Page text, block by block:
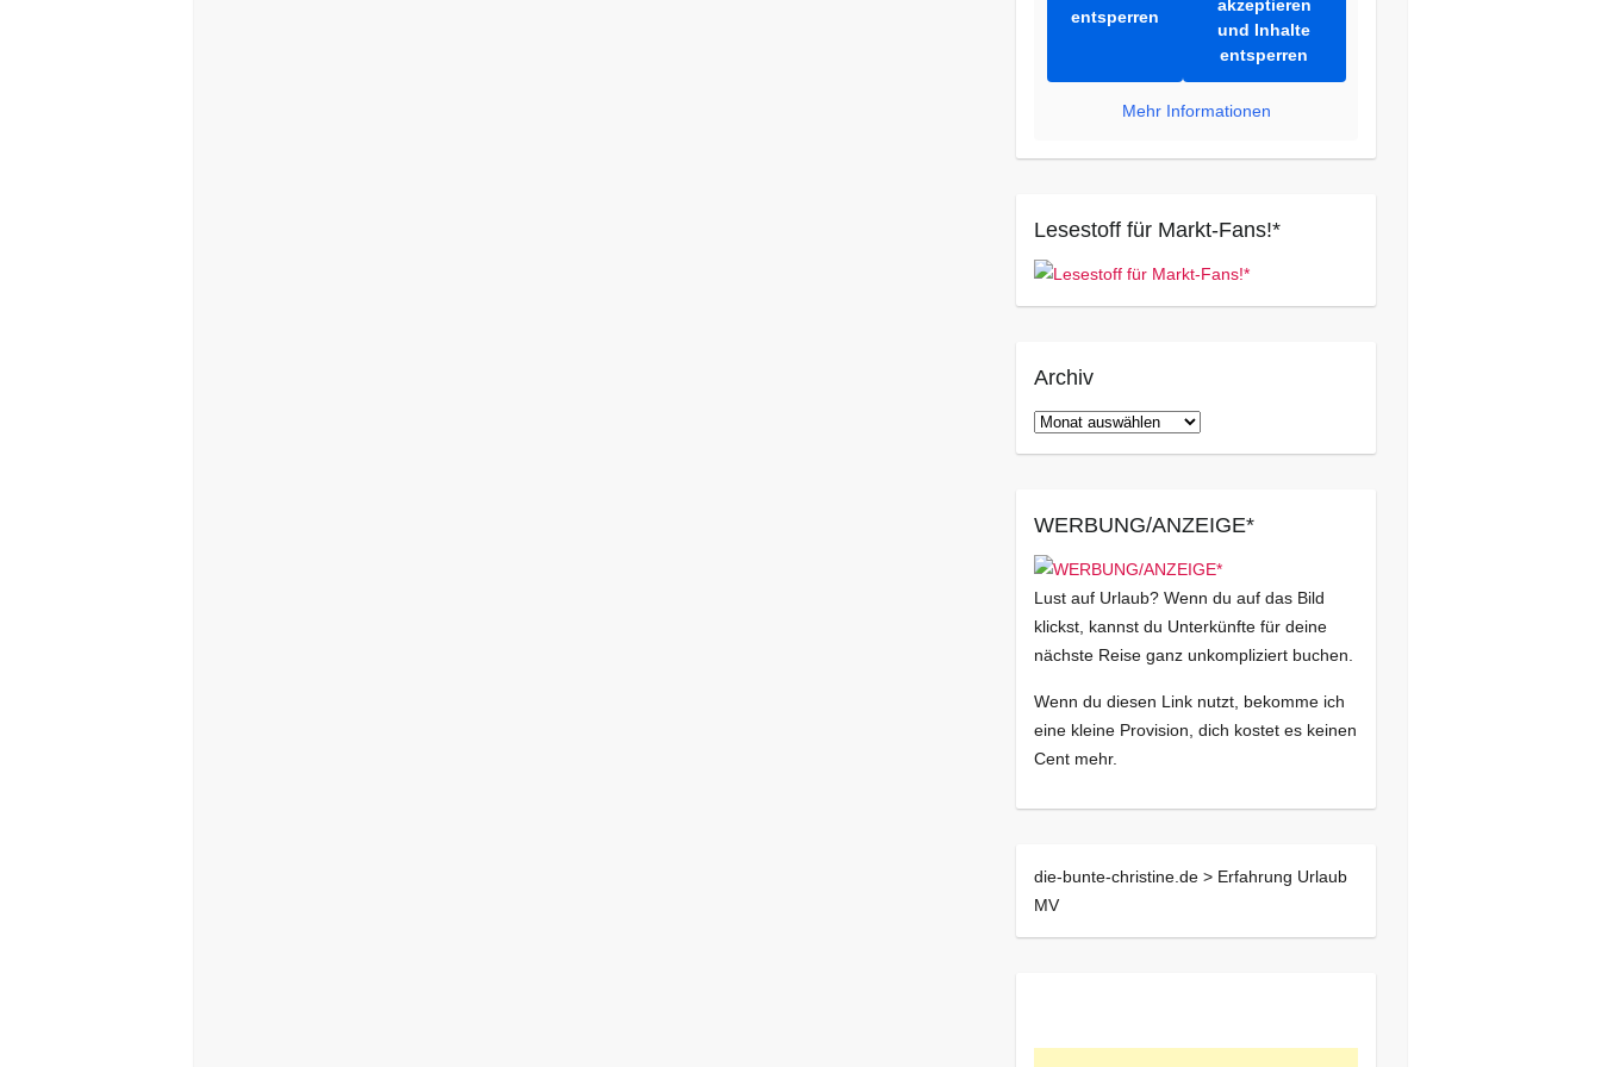
entsperren
akzeptieren
und Inhalte
entsperren
Mehr Informationen
Lesestoff für Markt-Fans!*
Archiv
Archiv
WERBUNG/ANZEIGE*
Lust auf Urlaub? Wenn du auf das Bild
klickst, kannst du Unterkünfte für deine
nächste Reise ganz unkompliziert buchen.
Wenn du diesen Link nutzt, bekomme ich
eine kleine Provision, dich kostet es keinen
Cent mehr.
die-bunte-christine.de > Erfahrung Urlaub
MV